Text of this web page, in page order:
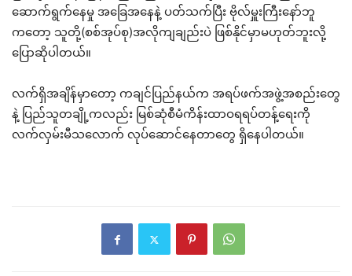
ဆောက်ရွက်နေမှု အခြေအနေနဲ့ ပတ်သက်ပြီး ဗိုလ်မှူးကြီးနော်ဘူ
ကတော့ သူတို့(စစ်အုပ်စု)အလိုကျချည်းပဲ ဖြစ်နိုင်မှာမဟုတ်ဘူးလို့
ပြောဆိုပါတယ်။
လက်ရှိအချိန်မှာတော့ ကချင်ပြည်နယ်က အရပ်ဖက်အဖွဲ့အစည်းတွေ
နဲ့ ပြည်သူတချို့ကလည်း မြစ်ဆုံစီမံကိန်းထာဝရရပ်တန့်ရေးကို
လက်လှမ်းမီသလောက် လုပ်ဆောင်နေတာတွေ ရှိနေပါတယ်။